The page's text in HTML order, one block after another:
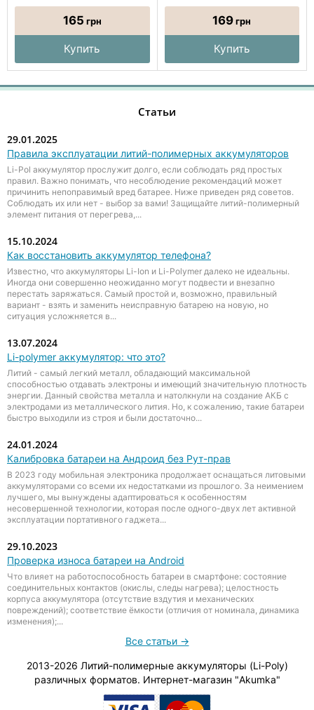
165 грн
Купить
169грн
Купить
Статьи
29.01.2025
Правила эксплуатации литий-полимерных аккумуляторов
Li-Pol аккумулятор прослужит долго, если соблюдать ряд простых
правил. Важно понимать, что несоблюдение рекомендаций может
причинить непоправимый вред батарее. Ниже приведен ряд советов.
Соблюдать их или нет - выбор за вами! Защищайте литий-полимерный
элемент питания от перегрева,...
15.10.2024
Как восстановить аккумулятор телефона?
Известно, что аккумуляторы Li-Ion и Li-Polymer далеко не идеальны.
Иногда они совершенно неожиданно могут подвести и внезапно
перестать заряжаться. Самый простой и, возможно, правильный
вариант - взять и заменить неисправную батарею на новую, но
ситуация усложняется в...
13.07.2024
Li-polymer аккумулятор: что это?
Литий - самый легкий металл, обладающий максимальной
способностью отдавать электроны и имеющий значительную плотность
энергии. Данный свойства металла и натолкнули на создание АКБ с
электродами из металлического лития. Но, к сожалению, такие батареи
быстро выходили из строя и были достаточно...
24.01.2024
Калибровка батареи на Андроид без Рут-прав
В 2023 году мобильная электроника продолжает оснащаться литовыми
аккумуляторами со всеми их недостатками из прошлого. За неимением
лучшего, мы вынуждены адаптироваться к особенностям
несовершенной технологии, которая после одного-двух лет активной
эксплуатации портативного гаджета...
29.10.2023
Проверка износа батареи на Android
Что влияет на работоспособность батареи в смартфоне: состояние
соединительных контактов (окислы, следы нагрева); целостность
корпуса аккумулятора (отсутствие вздутия и механических
повреждений); соответствие ёмкости (отличия от номинала, динамика
изменения);...
Все статьи →
2013-2026 Литий-полимерные аккумуляторы (Li-Poly)
различных форматов. Интернет-магазин "Akumka"